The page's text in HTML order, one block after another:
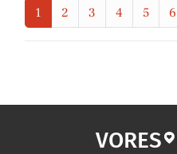
1 2 3 4 5 6
VORES